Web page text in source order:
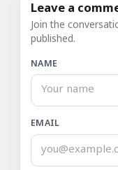
Leave a
Join the
published.
NAME
EMAIL